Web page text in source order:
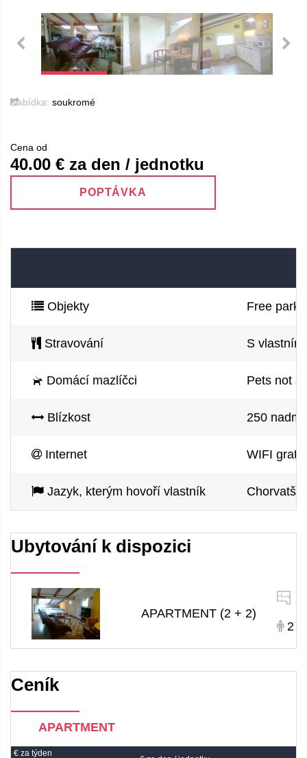
Nabídka: soukromé
Cena od
40.00 € za den / jednotku
POPTÁVKA
Objekty Free
Stravování S
Domácí mazlíčci Pets not
Blízkost 250
Internet WIFI
Jazyk, kterým hovoří vlastník
Ubytování k dispozici
APARTMENT (2 + 2)
2 +
Ceník
APARTMENT
€ za týden